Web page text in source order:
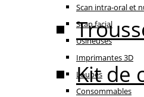
Scan intra-oral et
Scan facial
Usineuses
Imprimantes 3D
Loupes
Consommables
Kit de